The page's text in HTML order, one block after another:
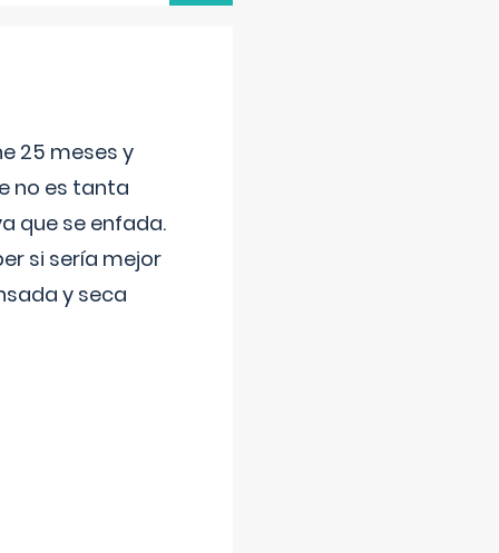
25 meses y
no es tanta
que se enfada.
si sería mejor
y seca